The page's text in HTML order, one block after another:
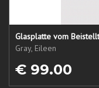
Glasplatte vom
Gray, Eileen
€ 99.00